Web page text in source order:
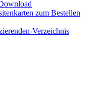
zum Bestellen
Verzeichnis